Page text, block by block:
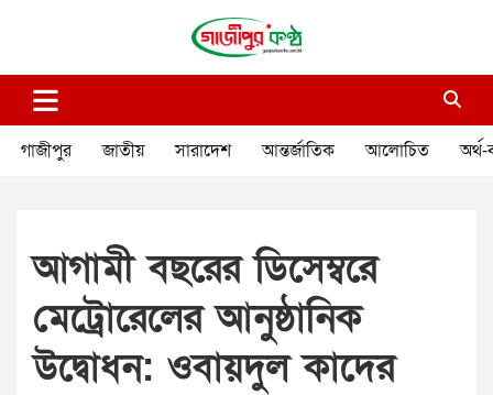
গাজীপুর কণ্ঠ
গাজীপুর জাতীয় সারাদেশ আন্তর্জাতিক আলোচিত অর্থ-
আগামী বছরের ডিসেম্বরে
মেট্রোরেলের আনুষ্ঠানিক
উদ্বোধন: ওবায়দুল কাদের